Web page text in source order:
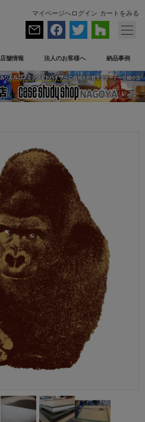
マイページへログイン カートをみる
店舗情報 法人のお客様へ 納品事例